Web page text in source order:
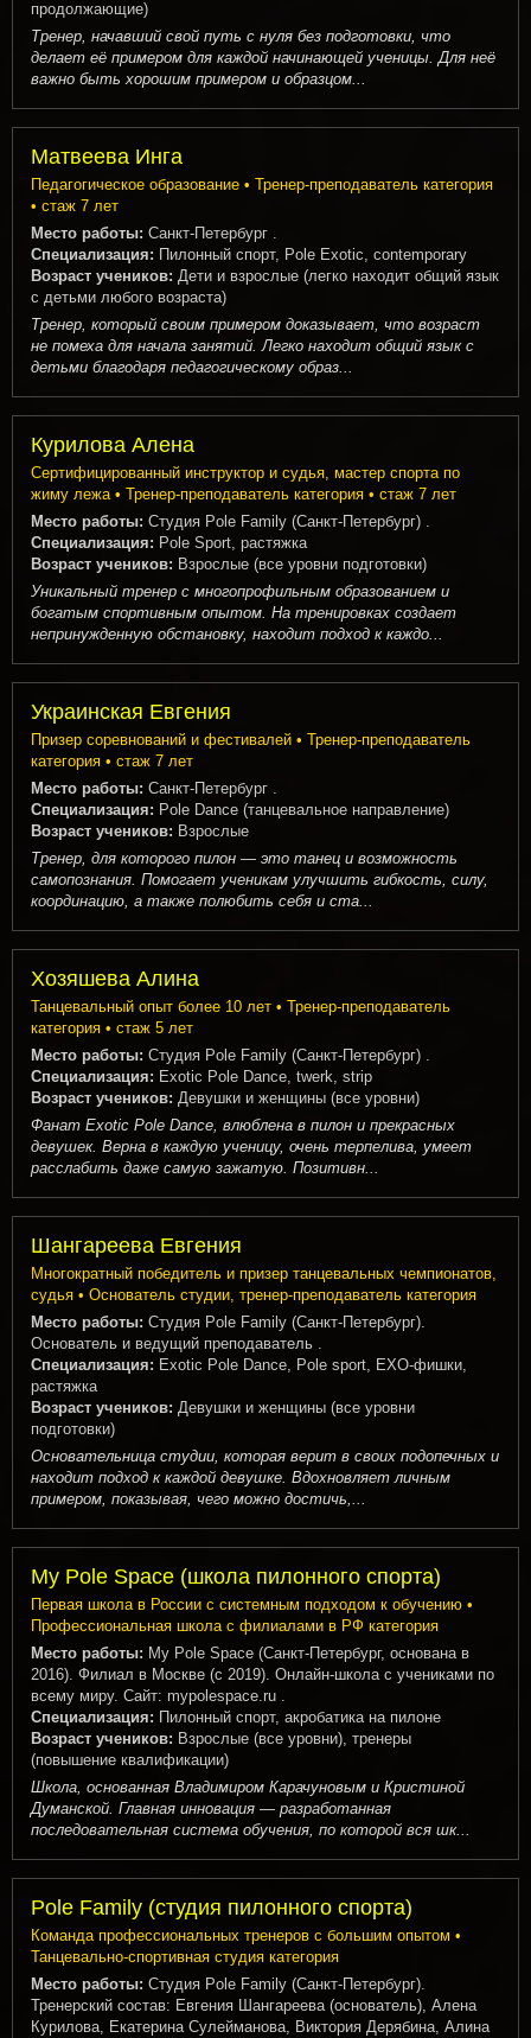
продолжающие)
Тренер, начавший свой путь с нуля без подготовки, что
делает её примером для каждой начинающей ученицы. Для неё
важно быть хорошим примером и образцом...
Матвеева Инга
Педагогическое образование • Тренер-преподаватель категория
• стаж 7 лет
Место работы: Санкт-Петербург .
Специализация: Пилонный спорт, Pole Exotic, contemporary
Возраст учеников: Дети и взрослые (легко находит общий язык
с детьми любого возраста)
Тренер, который своим примером доказывает, что возраст
не помеха для начала занятий. Легко находит общий язык с
детьми благодаря педагогическому образ...
Курилова Алена
Сертифицированный инструктор и судья, мастер спорта по
жиму лежа • Тренер-преподаватель категория • стаж 7 лет
Место работы: Студия Pole Family (Санкт-Петербург) .
Специализация: Pole Sport, растяжка
Возраст учеников: Взрослые (все уровни подготовки)
Уникальный тренер с многопрофильным образованием и
богатым спортивным опытом. На тренировках создает
непринужденную обстановку, находит подход к каждо...
Украинская Евгения
Призер соревнований и фестивалей • Тренер-преподаватель
категория • стаж 7 лет
Место работы: Санкт-Петербург .
Специализация: Pole Dance (танцевальное направление)
Возраст учеников: Взрослые
Тренер, для которого пилон — это танец и возможность
самопознания. Помогает ученикам улучшить гибкость, силу,
координацию, а также полюбить себя и ста...
Хозяшева Алина
Танцевальный опыт более 10 лет • Тренер-преподаватель
категория • стаж 5 лет
Место работы: Студия Pole Family (Санкт-Петербург) .
Специализация: Exotic Pole Dance, twerk, strip
Возраст учеников: Девушки и женщины (все уровни)
Фанат Exotic Pole Dance, влюблена в пилон и прекрасных
девушек. Верна в каждую ученицу, очень терпелива, умеет
расслабить даже самую зажатую. Позитивн...
Шангареева Евгения
Многократный победитель и призер танцевальных чемпионатов,
судья • Основатель студии, тренер-преподаватель категория
Место работы: Студия Pole Family (Санкт-Петербург).
Основатель и ведущий преподаватель .
Специализация: Exotic Pole Dance, Pole sport, EXO-фишки,
растяжка
Возраст учеников: Девушки и женщины (все уровни
подготовки)
Основательница студии, которая верит в своих подопечных и
находит подход к каждой девушке. Вдохновляет личным
примером, показывая, чего можно достичь,...
My Pole Space (школа пилонного спорта)
Первая школа в России с системным подходом к обучению •
Профессиональная школа с филиалами в РФ категория
Место работы: My Pole Space (Санкт-Петербург, основана в
2016). Филиал в Москве (с 2019). Онлайн-школа с учениками по
всему миру. Сайт: mypolespace.ru .
Специализация: Пилонный спорт, акробатика на пилоне
Возраст учеников: Взрослые (все уровни), тренеры
(повышение квалификации)
Школа, основанная Владимиром Карачуновым и Кристиной
Думанской. Главная инновация — разработанная
последовательная система обучения, по которой вся шк...
Pole Family (студия пилонного спорта)
Команда профессиональных тренеров с большим опытом •
Танцевально-спортивная студия категория
Место работы: Студия Pole Family (Санкт-Петербург).
Тренерский состав: Евгения Шангареева (основатель), Алена
Курилова, Екатерина Сулейманова, Виктория Дерябина, Алина